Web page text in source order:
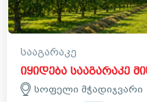
სააგარაკე
სოფელი მჭადიჯვარი